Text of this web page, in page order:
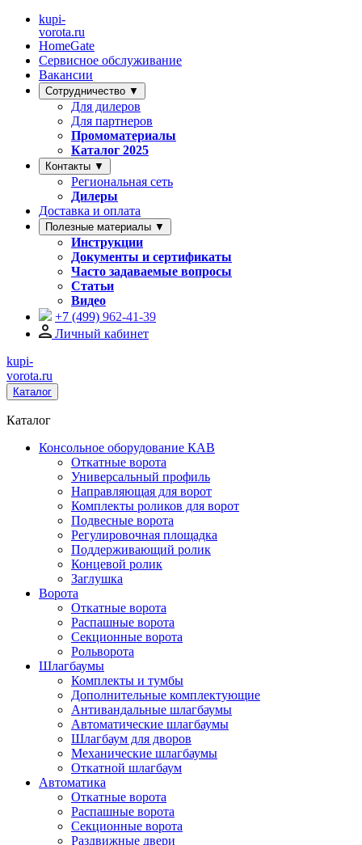
kupi-
vorota.ru
HomeGate
Сервисное обслуживание
Вакансии
Сотрудничество ▼
Для дилеров
Для партнеров
Промоматериалы
Каталог 2025
Контакты ▼
Региональная сеть
Дилеры
Доставка и оплата
Полезные материалы ▼
Инструкции
Документы и сертификаты
Часто задаваемые вопросы
Статьи
Видео
+7 (499) 962-41-39
Личный кабинет
kupi-
vorota.ru
Каталог
Каталог
Консольное оборудование КАВ
Откатные ворота
Универсальный профиль
Направляющая для ворот
Комплекты роликов для ворот
Подвесные ворота
Регулировочная площадка
Поддерживающий ролик
Концевой ролик
Заглушка
Ворота
Откатные ворота
Распашные ворота
Секционные ворота
Рольворота
Шлагбаумы
Комплекты и тумбы
Дополнительные комплектующие
Антивандальные шлагбаумы
Автоматические шлагбаумы
Шлагбаум для дворов
Механические шлагбаумы
Откатной шлагбаум
Автоматика
Откатные ворота
Распашные ворота
Секционные ворота
Раздвижные двери